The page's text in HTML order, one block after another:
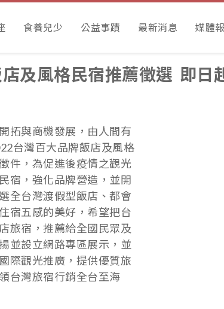
食養兒少 公益事蹟 最新消息 媒體
及風格民宿推薦徵選 即日
拓與商機發展，由人間有
台灣百大品牌飯店及風格
件，為促進後疫情之觀光
宿，強化品牌營造，並開
全台灣渡假型飯店、都會
宿五感的美好，希望把台
旅宿，推薦給全國民眾及
並設立網路專區展示，並
際觀光推廣，提供優質旅
台灣旅宿行銷全台至海